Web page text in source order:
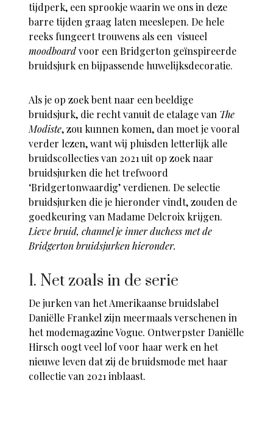
tijdperk, een sprookje waarin we ons in deze
barre tijden graag laten meeslepen. De hele
reeks fungeert trouwens als een visueel
moodboardvoor een Bridgerton geïnspireerde
bruidsjurk en bijpassende huwelijksdecoratie.
Als je op zoek bent naar een beeldige
bruidsjurk, die recht vanuit de etalage van The
Modiste, zou kunnen komen, dan moet je vooral
verder lezen, want wij pluisden letterlijk alle
bruidscollecties van 2021 uit op zoek naar
bruidsjurken die het trefwoord
‘Bridgertonwaardig’ verdienen. De selectie
bruidsjurken die je hieronder vindt, zouden de
goedkeuring van Madame Delcroix krijgen.
Lieve bruid, channel je inner duchess met de
Bridgerton bruidsjurken hieronder.
1. Net zoals in de serie
De jurken van het Amerikaanse bruidslabel
Daniëlle Frankel zijn meermaals verschenen in
het modemagazine Vogue. Ontwerpster Daniëlle
Hirsch oogt veel lof voor haar werk en het
nieuwe leven dat zij de bruidsmode met haar
collectie van 2021 inblaast.